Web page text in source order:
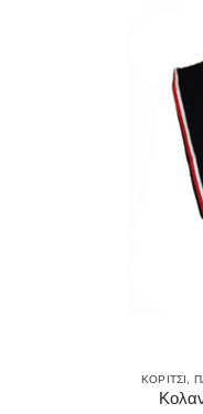
ΚΟΡΊΤΣΙ